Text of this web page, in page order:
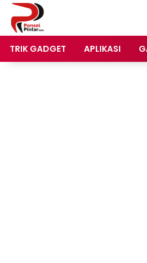
Langsung
konten
TRIK GADGET
APLIKASI